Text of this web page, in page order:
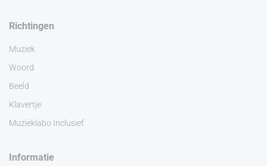
Richtingen
Muziek
Woord
Beeld
Klavertje
Muzieklabo Inclusief
Informatie